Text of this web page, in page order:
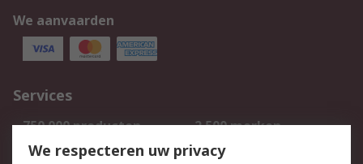
We aanvaarden
Services
750.000 producten
2.500 merken
Bestellen
Inkoopoplossingen
We respecteren uw privacy